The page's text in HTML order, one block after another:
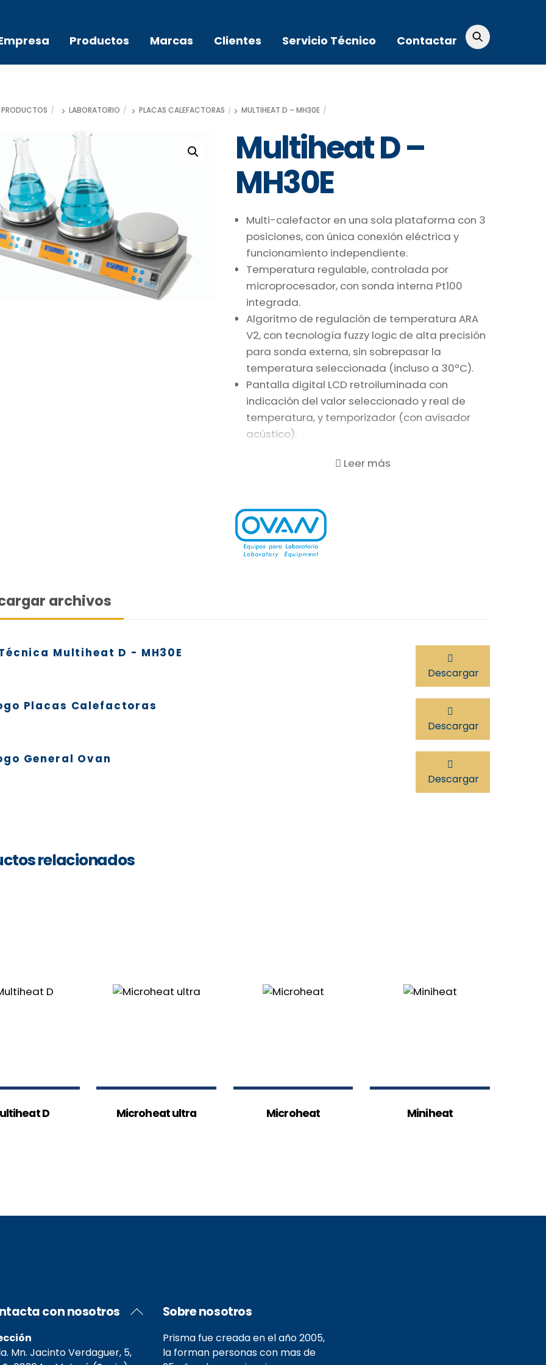
Productos Marcas Clientes Servicio Técnico Contactar
PRODUCTOS LABORATORIO PLACAS CALEFACTORAS MULTIHEAT D – MH30E
Multiheat D –
MH30E
Multi-calefactor en una sola plataforma con 3
posiciones, con única conexión eléctrica y
funcionamiento independiente.
Temperatura regulable, controlada por
microprocesador, con sonda interna Pt100
integrada.
Algoritmo de regulación de temperatura ARA
V2, con tecnología fuzzy logic de alta precisión
para sonda externa, sin sobrepasar la
temperatura seleccionada (incluso a 30ºC).
Pantalla digital LCD retroiluminada con
indicación del valor seleccionado y real de
temperatura, y temporizador (con avisador
acústico).
el plato para evitar quemaduras.
Re-armable: tras un corte de corriente, el
equipo reanuda su funcionamiento con los
mismos parámetros que tenía anteriormente.
archivos
Multiheat D - MH30E
Descargar
Placas Calefactoras
Descargar
General Ovan
Descargar
relacionados
D Microheat ultra Microheat Miniheat
Back
con nosotros
Mn. Jacinto Verdaguer, 5,
Sobre nosotros
Prisma fue creada en el año 2005,
la forman personas con mas de